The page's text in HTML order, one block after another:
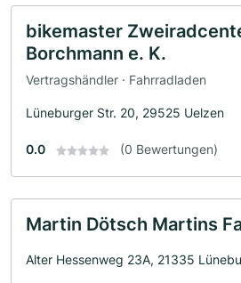
bikemaster
Borchmann e. K.
Vertragshändler · Fahrradladen
Lüneburger Str. 20, 29525 Uelzen
0.0 (0 Bewertungen)
Martin Dötsch Martins
Alter Hessenweg 23A, 21335